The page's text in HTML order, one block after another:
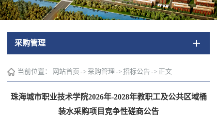
采购管理
当前位置： 网站首页 -> 采购管理 -> 招标公告 -> 正文
珠海城市职业技术学院2026年-2028年教职工及公共区域桶
装水采购项目竞争性磋商公告